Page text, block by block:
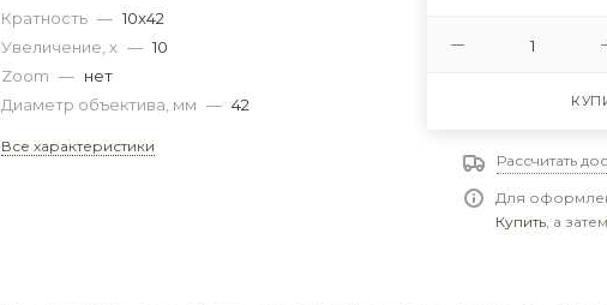
Кратность — 10x42
Увеличение, x — 10
Zoom — нет
Диаметр объектива, мм — 42
Все характеристики
Рассчитать
Для
Купить, а затем